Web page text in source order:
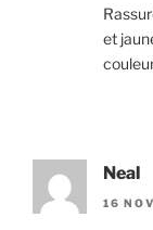
et
Neal
16